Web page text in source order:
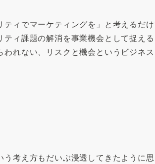
ィでマーケティングを」と考えるだ
ィ課題の解消を事業機会として捉え
れない、リスクと機会というビジネ
考え方もだいぶ浸透してきたように